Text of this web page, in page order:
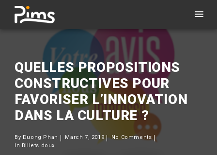
QUELLES PROPOSITIONS
CONSTRUCTIVES POUR
FAVORISER L’INNOVATION
DANS LA CULTURE ?
By Duong Phan March 7, 2019
No Comments
In Billets doux